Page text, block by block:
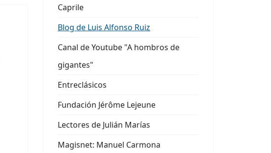
Caprile
Blog de Luis Alfonso Ruiz
Canal de Youtube "A hombros de
gigantes"
Entreclásicos
Fundación Jérôme Lejeune
Lectores de Julián Marías
Magisnet: Manuel Carmona